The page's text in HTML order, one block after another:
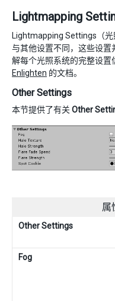
Lightmapping
Lightmapping Settings（光
与其他设置不同，这些设置
解每个光照系统的完整设置
Enlighten 的文档。
Other Settings
本节提供了有关 Other
属
Other Settings
Fog